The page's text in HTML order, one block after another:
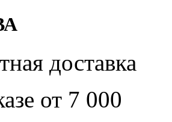
доставка
от 7 000